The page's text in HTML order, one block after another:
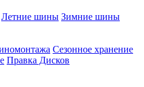
Летние шины Зимние шины
Сезонное хранение
Правка Дисков